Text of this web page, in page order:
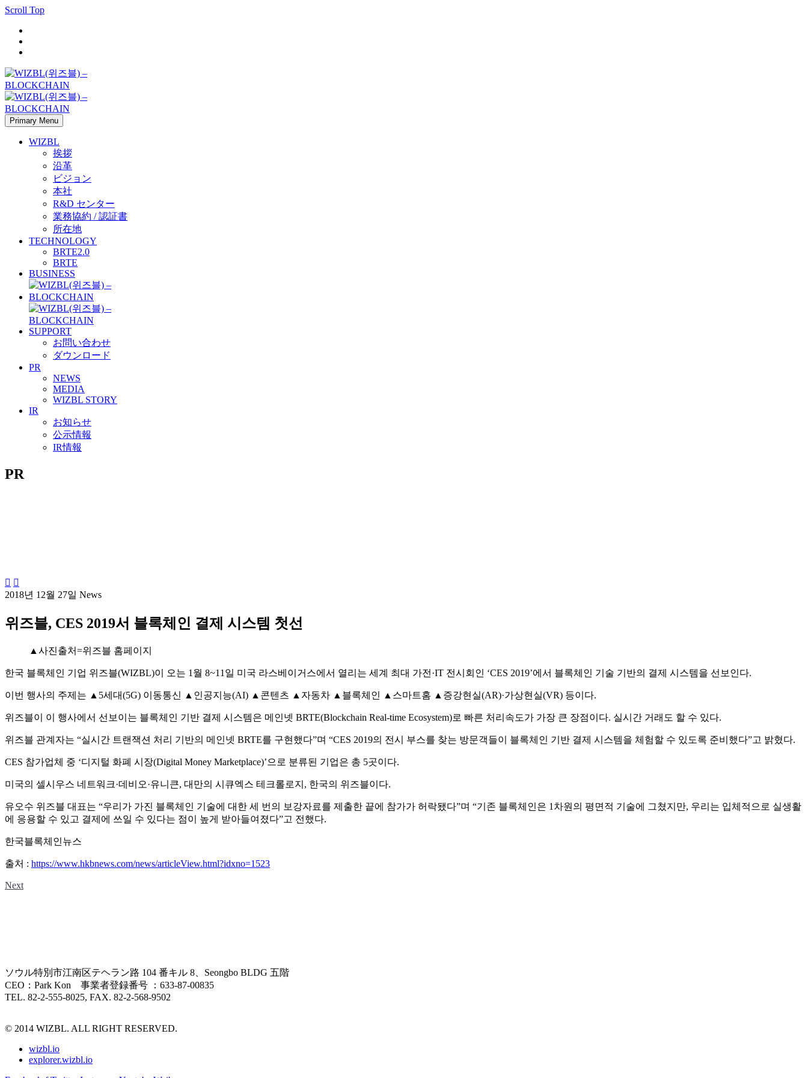
Scroll Top
Primary Menu
WIZBL
挨拶
沿革
ビジョン
本社
R&D センター
業務協約 / 認証書
所在地
TECHNOLOGY
BRTE2.0
BRTE
BUSINESS
SUPPORT
お問い合わせ
ダウンロード
PR
NEWS
MEDIA
WIZBL STORY
IR
お知らせ
公示情報
IR情報
PR
 
2018년 12월 27일 News
위즈블, CES 2019서 블록체인 결제 시스템 첫선
▲사진출처=위즈블 홈페이지
한국 블록체인 기업 위즈블(WIZBL)이 오는 1월 8~11일 미국 라스베이거스에서 열리는 세계 최대 가전·IT 전시회인 ‘CES 2019’에서 블록체인 기술 기반의 결제 시스템을 선보인다.
이번 행사의 주제는 ▲5세대(5G) 이동통신 ▲인공지능(AI) ▲콘텐츠 ▲자동차 ▲블록체인 ▲스마트홈 ▲증강현실(AR)·가상현실(VR) 등이다.
위즈블이 이 행사에서 선보이는 블록체인 기반 결제 시스템은 메인넷 BRTE(Blockchain Real-time Ecosystem)로 빠른 처리속도가 가장 큰 장점이다. 실시간 거래도 할 수 있다.
위즈블 관계자는 “실시간 트랜잭션 처리 기반의 메인넷 BRTE를 구현했다”며 “CES 2019의 전시 부스를 찾는 방문객들이 블록체인 기반 결제 시스템을 체험할 수 있도록 준비했다”고 밝혔다.
CES 참가업체 중 ‘디지털 화폐 시장(Digital Money Marketplace)’으로 분류된 기업은 총 5곳이다.
미국의 셀시우스 네트워크·데비오·유니큰, 대만의 시큐엑스 테크롤로지, 한국의 위즈블이다.
유오수 위즈블 대표는 “우리가 가진 블록체인 기술에 대한 세 번의 보강자료를 제출한 끝에 참가가 허락됐다”며 “기존 블록체인은 1차원의 평면적 기술에 그쳤지만, 우리는 입체적으로 실생활
에 응용할 수 있고 결제에 쓰일 수 있다는 점이 높게 받아들여졌다”고 전했다.
한국블록체인뉴스
출처 : https://www.hkbnews.com/news/articleView.html?idxno=1523
Next
ソウル特別市江南区テヘラン路 104 番キル 8、Seongbo BLDG 五階
CEO：Park Kon 事業者登録番号 ：633-87-00835
TEL. 82-2-555-8025, FAX. 82-2-568-9502
© 2014 WIZBL. ALL RIGHT RESERVED.
wizbl.io
explorer.wizbl.io